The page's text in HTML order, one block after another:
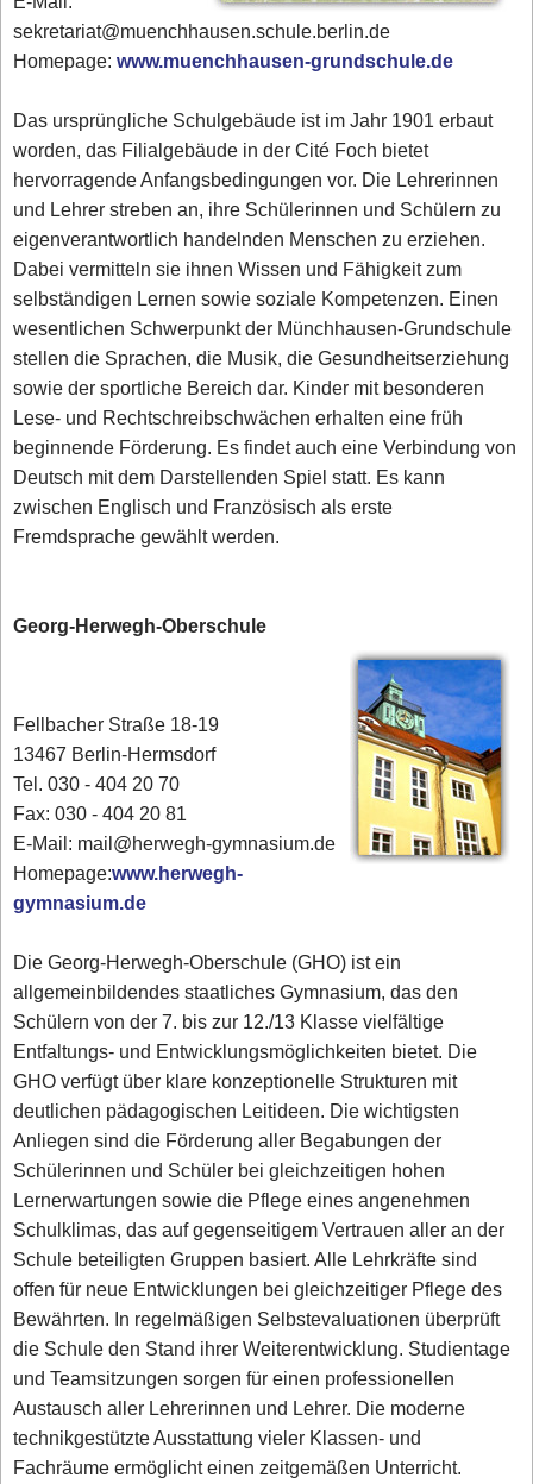
sekretariat@muenchhausen.schule.berlin.de
Homepage:www.muenchhausen-grundschule.de
Das ursprüngliche Schulgebäude ist im Jahr 1901 erbaut
worden, das Filialgebäude in der Cité Foch bietet
hervorragende Anfangsbedingungen vor. Die Lehrerinnen
und Lehrer streben an, ihre Schülerinnen und Schülern zu
eigenverantwortlich handelnden Menschen zu erziehen.
Dabei vermitteln sie ihnen Wissen und Fähigkeit zum
selbständigen Lernen sowie soziale Kompetenzen. Einen
wesentlichen Schwerpunkt der Münchhausen-Grundschule
stellen die Sprachen, die Musik, die Gesundheitserziehung
sowie der sportliche Bereich dar. Kinder mit besonderen
Lese- und Rechtschreibschwächen erhalten eine früh
beginnende Förderung. Es findet auch eine Verbindung von
Deutsch mit dem Darstellenden Spiel statt. Es kann
zwischen Englisch und Französisch als erste
Fremdsprache gewählt werden.
Georg-Herwegh-Oberschule
Fellbacher Straße 18-19
13467 Berlin-Hermsdorf
Tel. 030 - 404 20 70
Fax: 030 - 404 20 81
E-Mail: mail@herwegh-gymnasium.de
Homepage:www.herwegh-
gymnasium.de
Die Georg-Herwegh-Oberschule (GHO) ist ein
allgemeinbildendes staatliches Gymnasium, das den
Schülern von der 7. bis zur 12./13 Klasse vielfältige
Entfaltungs- und Entwicklungsmöglichkeiten bietet. Die
GHO verfügt über klare konzeptionelle Strukturen mit
deutlichen pädagogischen Leitideen. Die wichtigsten
Anliegen sind die Förderung aller Begabungen der
Schülerinnen und Schüler bei gleichzeitigen hohen
Lernerwartungen sowie die Pflege eines angenehmen
Schulklimas, das auf gegenseitigem Vertrauen aller an der
Schule beteiligten Gruppen basiert. Alle Lehrkräfte sind
offen für neue Entwicklungen bei gleichzeitiger Pflege des
Bewährten. In regelmäßigen Selbstevaluationen überprüft
die Schule den Stand ihrer Weiterentwicklung. Studientage
und Teamsitzungen sorgen für einen professionellen
Austausch aller Lehrerinnen und Lehrer. Die moderne
technikgestützte Ausstattung vieler Klassen- und
Fachräume ermöglicht einen zeitgemäßen Unterricht.